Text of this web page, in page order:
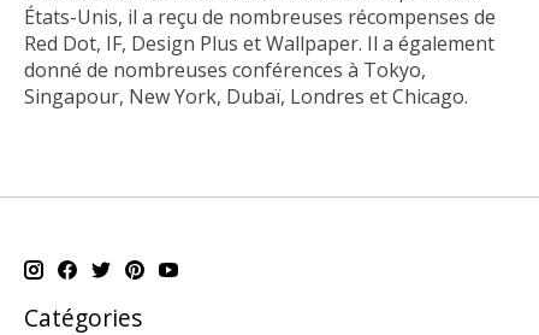
États-Unis, il a reçu de nombreuses récompenses de
Red Dot, IF, Design Plus et Wallpaper. Il a également
donné de nombreuses conférences à Tokyo,
Singapour, New York, Dubaï, Londres et Chicago.
Catégories